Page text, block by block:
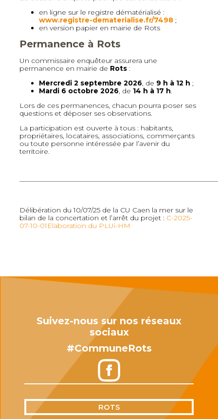
en ligne sur le registre dématérialisé :
www.registre-dematerialise.fr/7498 ;
en version papier en mairie de Rots
Permanence à Rots
Un commissaire enquêteur assurera une
permanence en mairie de Rots :
Mercredi 2 septembre 2026, de 9 h à 12 h ;
Mardi 6 octobre 2026, de 14 h à 17 h.
Lors de ces permanences, chacun pourra poser ses
questions et déposer ses observations.
La participation est ouverte à tous : habitants,
propriétaires, locataires, associations, commerçants
ou toute personne intéressée par l’avenir du
territoire.
Délibération du 10/07/25 de la CU Caen la mer sur le
bilan de la concertation et l’arrêt du projet : C-2025-
07-10-01Elaboration du PLUi-HM
Suivez-nous sur nos réseaux
sociaux
#CommuneRots
ROTS